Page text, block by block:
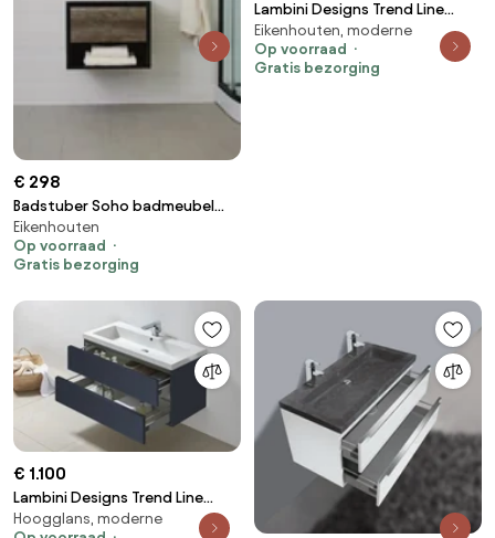
€ 298
Badstuber Soho badmeubel
60cm grijs eiken zwart
Eikenhouten
Op voorraad
Gratis bezorging
Lambini Designs Trend Line
badkamermeubel 80cm 1
kraangat century oak
Eikenhouten, moderne
Op voorraad
Gratis bezorging
€ 1.100
Lambini Designs Trend Line
badkamermeubel 100cm 1
Hoogglans, moderne